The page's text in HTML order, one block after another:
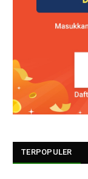
TERPOPULER